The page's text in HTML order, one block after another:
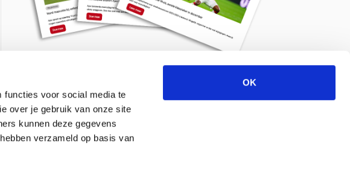
functies voor social media te
over je gebruik van onze site
kunnen deze gegevens
verzameld op basis van
OK
Meld je aan voor de nieuwsbrief